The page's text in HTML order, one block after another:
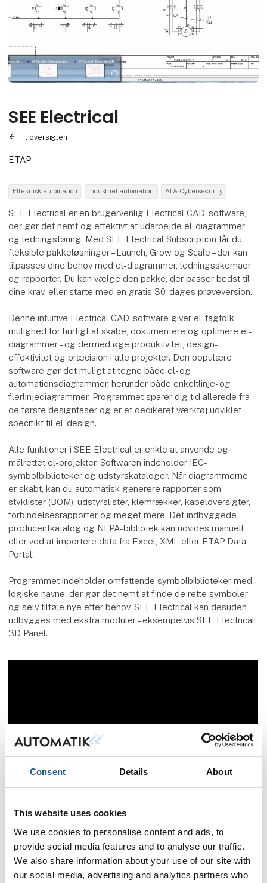
Consent Details About
This website uses cookies
We use cookies to personalise content and ads, to
provide social media features and to analyse our traffic.
We also share information about your use of our site with
our social media, advertising and analytics partners who
SEE Electrical
Til oversigten
ETAP
Elteknisk automation Industriel automation AI & Cybersecurity
SEE Electrical er en brugervenlig Electrical CAD-software,
der gør det nemt og effektivt at udarbejde el-diagrammer
og ledningsføring. Med SEE Electrical Subscription får du
fleksible pakkeløsninger – Launch, Grow og Scale – der kan
tilpasses dine behov med el-diagrammer, ledningsskemaer
og rapporter. Du kan vælge den pakke, der passer bedst til
dine krav, eller starte med en gratis 30-dages prøveversion.
Denne intuitive Electrical CAD-software giver el-fagfolk
mulighed for hurtigt at skabe, dokumentere og optimere el-
diagrammer – og dermed øge produktivitet, design-
effektivitet og præcision i alle projekter. Den populære
software gør det muligt at tegne både el- og
automationsdiagrammer, herunder både enkeltlinje- og
flerlinjediagrammer. Programmet sparer dig tid allerede fra
de første designfaser og er et dedikeret værktøj udviklet
specifikt til el-design.
Alle funktioner i SEE Electrical er enkle at anvende og
målrettet el-projekter. Softwaren indeholder IEC-
symbolbiblioteker og udstyrskataloger. Når diagrammerne
er skabt, kan du automatisk generere rapporter som
styklister (BOM), udstyrslister, klemrækker, kabeloversigter,
forbindelsesrapporter og meget mere. Det indbyggede
producentkatalog og NFPA-bibliotek kan udvides manuelt
eller ved at importere data fra Excel, XML eller ETAP Data
Portal.
Programmet indeholder omfattende symbolbiblioteker med
logiske navne, der gør det nemt at finde de rette symboler
og selv tilføje nye efter behov. SEE Electrical kan desuden
udbygges med ekstra moduler – eksempelvis SEE Electrical
3D Panel.
Flere produkter fra ETAP